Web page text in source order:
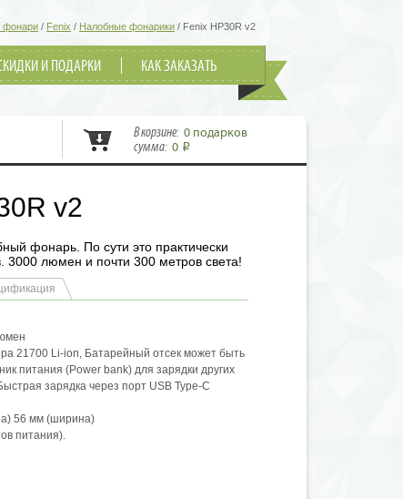
фонари / Fenix / Налобные фонарики / Fenix HP30R v2
И ПОДАРКИ КАК ЗАКАЗАТЬ
В корзине: 0 подарков
сумма: 0 i
v2
фонарь. По сути это практически
3000 люмен и почти 300 метров света!
21700 Li-ion, Батарейный отсек может быть
питания (Power bank) для зарядки других
зарядка через порт USB Type-C
56 мм (ширина)
питания).